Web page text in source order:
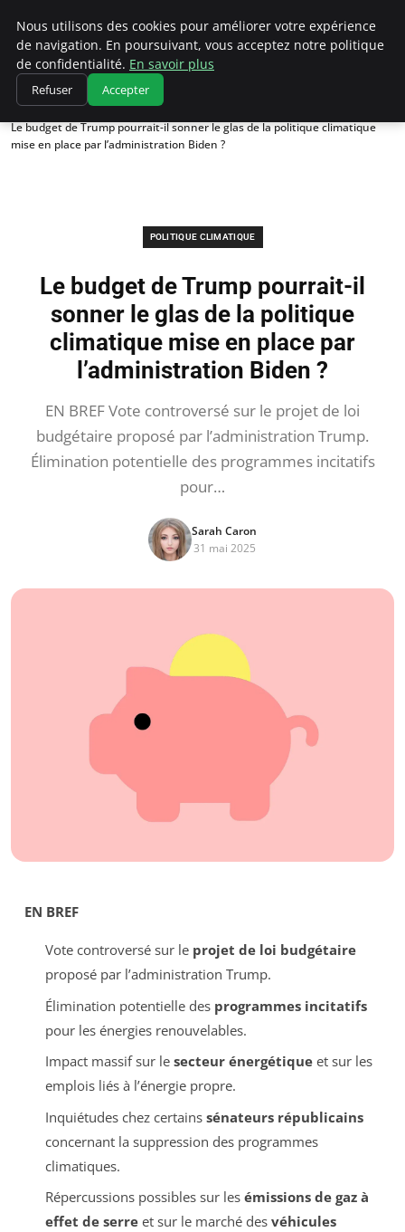
Climatedebtagents
Accueil
Politique climatique
Le budget de Trump pourrait-il sonner le glas de la politique climatique
mise en place par l’administration Biden ?
POLITIQUE CLIMATIQUE
Le budget de Trump pourrait-il
sonner le glas de la politique
climatique mise en place par
l’administration Biden ?
EN BREF Vote controversé sur le projet de loi
budgétaire proposé par l’administration Trump.
Élimination potentielle des programmes incitatifs
pour…
Sarah Caron
31 mai 2025
EN BREF
Vote controversé sur le projet de loi budgétaire
proposé par l’administration Trump.
Élimination potentielle des programmes incitatifs
pour les énergies renouvelables.
Impact massif sur le secteur énergétiqueet sur les
emplois liés à l’énergie propre.
Inquiétudes chez certains sénateurs républicains
concernant la suppression des programmes
climatiques.
Répercussions possibles sur les émissions de gaz à
effet de serreet sur le marché des véhicules
Nous utilisons des cookies pour améliorer votre expérience
de navigation. En poursuivant, vous acceptez notre politique
de confidentialité. En savoir plus
Refuser Accepter